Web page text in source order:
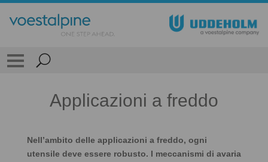
Applicazioni a freddo
Nell’ambito delle applicazioni a freddo, ogni
utensile deve essere robusto. I meccanismi di avaria